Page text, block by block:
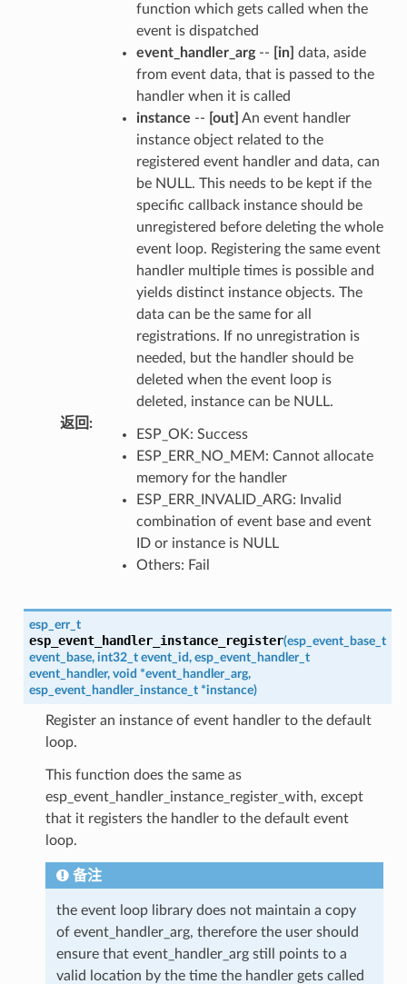
function which gets called when the
event is dispatched
event_handler_arg-- [in] data, aside
from event data, that is passed to the
handler when it is called
instance -- [out] An event handler
instance object related to the
registered event handler and data, can
be NULL. This needs to be kept if the
specific callback instance should be
unregistered before deleting the whole
event loop. Registering the same event
handler multiple times is possible and
yields distinct instance objects. The
data can be the same for all
registrations. If no unregistration is
needed, but the handler should be
deleted when the event loop is
deleted, instance can be NULL.
返回 :
ESP_OK: Success
ESP_ERR_NO_MEM: Cannot allocate
memory for the handler
ESP_ERR_INVALID_ARG: Invalid
combination of event base and event
ID or instance is NULL
Others: Fail
esp_err_t
esp_event_handler_instance_register(esp_event_base_t
event_base, int32_t event_id, esp_event_handler_t
event_handler, void *event_handler_arg,
esp_event_handler_instance_t *instance)
Register an instance of event handler to the default
loop.
This function does the same as
esp_event_handler_instance_register_with, except
that it registers the handler to the default event
loop.
备注
the event loop library does not maintain a copy
of event_handler_arg, therefore the user should
ensure that event_handler_arg still points to a
valid location by the time the handler gets called